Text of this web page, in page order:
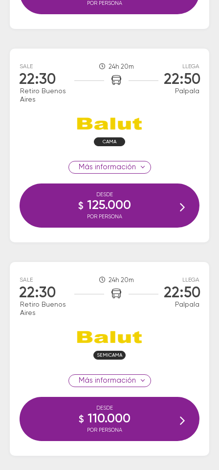
POR PERSONA
SALE
22:30
Retiro Buenos
Aires
24h 20m LLEGA
22:50
Palpala
CAMA
información
DESDE
$ 125.000
POR PERSONA
SALE
22:30
Retiro Buenos
Aires
24h 20m LLEGA
22:50
Palpala
SEMICAMA
información
DESDE
$ 110.000
POR PERSONA